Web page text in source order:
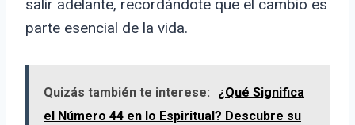
salir adelante, recordándote que el cambio es
parte esencial de la vida.
Quizás también te interese:
¿Qué Significa
el Número 44 en lo Espiritual? Descubre su